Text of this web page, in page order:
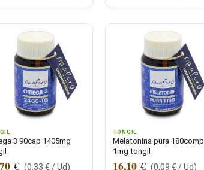
3 90cap 1405mg
€ (0,33 € /Ud)
TONGIL
Melatonina pura 180comp
1mg tongil
16,10 € (0,09 € /Ud)